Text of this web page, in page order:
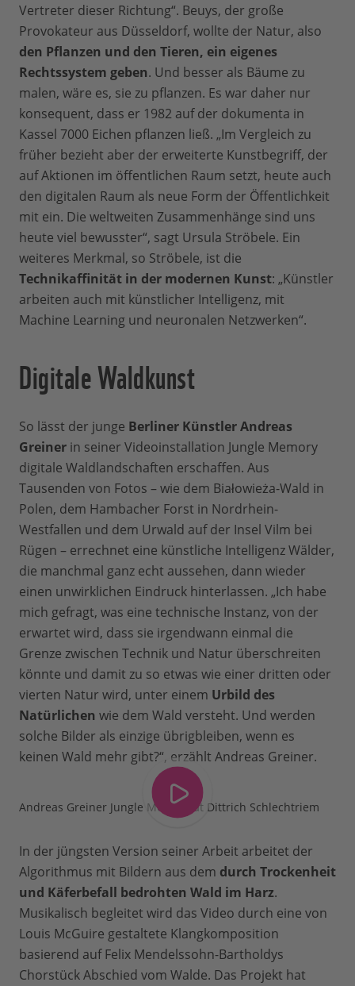
Vertreter dieser Richtung“. Beuys, der große
Provokateur aus Düsseldorf, wollte der Natur, also
den Pflanzen und den Tieren, ein eigenes
Rechtssystem geben. Und besser als Bäume zu
malen, wäre es, sie zu pflanzen. Es war daher nur
konsequent, dass er 1982 auf der dokumenta in
Kassel 7000 Eichen pflanzen ließ. „Im Vergleich zu
früher bezieht aber der erweiterte Kunstbegriff, der
auf Aktionen im öffentlichen Raum setzt, heute auch
den digitalen Raum als neue Form der Öffentlichkeit
mit ein. Die weltweiten Zusammenhänge sind uns
heute viel bewusster“, sagt Ursula Ströbele. Ein
weiteres Merkmal, so Ströbele, ist die
Technikaffinität in der modernen Kunst: „Künstler
arbeiten auch mit künstlicher Intelligenz, mit
Machine Learning und neuronalen Netzwerken“.
Digitale Waldkunst
So lässt der junge Berliner Künstler Andreas
Greiner in seiner Videoinstallation Jungle Memory
digitale Waldlandschaften erschaffen. Aus
Tausenden von Fotos – wie dem Białowieża-Wald in
Polen, dem Hambacher Forst in Nordrhein-
Westfallen und dem Urwald auf der Insel Vilm bei
Rügen – errechnet eine künstliche Intelligenz Wälder,
die manchmal ganz echt aussehen, dann wieder
einen unwirklichen Eindruck hinterlassen. „Ich habe
mich gefragt, was eine technische Instanz, von der
erwartet wird, dass sie irgendwann einmal die
Grenze zwischen Technik und Natur überschreiten
könnte und damit zu so etwas wie einer dritten oder
vierten Natur wird, unter einem Urbild des
Natürlichen wie dem Wald versteht. Und werden
solche Bilder als einzige übrigbleiben, wenn es
keinen Wald mehr gibt?“, erzählt Andreas Greiner.
Andreas Greiner Jungle Memory at Dittrich Schlechtriem
In der jüngsten Version seiner Arbeit arbeitet der
Algorithmus mit Bildern aus dem durch Trockenheit
und Käferbefall bedrohten Wald im Harz.
Musikalisch begleitet wird das Video durch eine von
Louis McGuire gestaltete Klangkomposition
basierend auf Felix Mendelssohn-Bartholdys
Chorstück Abschied vom Walde. Das Projekt hat